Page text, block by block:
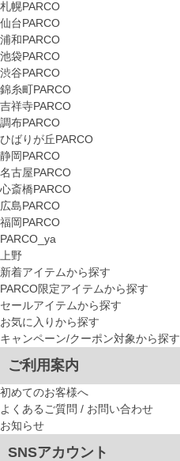
札幌PARCO
仙台PARCO
浦和PARCO
池袋PARCO
渋谷PARCO
錦糸町PARCO
吉祥寺PARCO
調布PARCO
ひばりが丘PARCO
静岡PARCO
名古屋PARCO
心斎橋PARCO
広島PARCO
福岡PARCO
PARCO_ya
上野
新着アイテムから探す
PARCO限定アイテムから探す
セールアイテムから探す
お気に入りから探す
キャンペーン/クーポン対象から探す
ご利用案内
初めてのお客様へ
よくあるご質問 / お問い合わせ
お知らせ
SNSアカウント